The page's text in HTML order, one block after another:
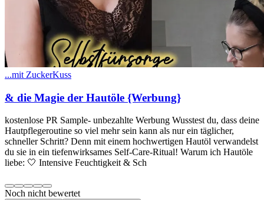
...mit ZuckerKuss
& die Magie der Hautöle {Werbung}
kostenlose PR Sample- unbezahlte Werbung Wusstest du, dass deine
Hautpflegeroutine so viel mehr sein kann als nur ein täglicher,
schneller Schritt? Denn mit einem hochwertigen Hautöl verwandelst
du sie in ein tiefenwirksames Self-Care-Ritual! ​Warum ich Hautöle
liebe: ​🤍 Intensive Feuchtigkeit & Sch
Noch nicht bewertet